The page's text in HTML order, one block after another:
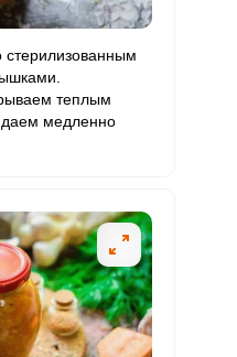
стерилизованным
теплым
медленно